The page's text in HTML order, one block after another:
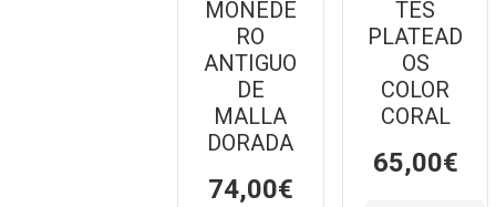
MONEDE
RO
ANTIGUO
DE
MALLA
DORADA
74,00€
TES
PLATEAD
OS
COLOR
CORAL
65,00€